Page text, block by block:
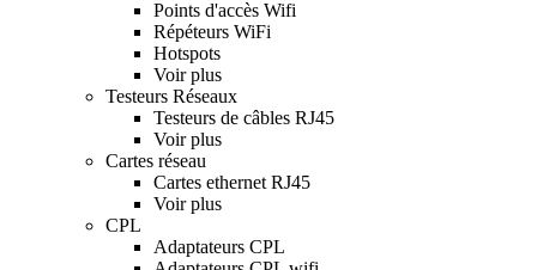
Points d'accès Wifi
Répéteurs WiFi
Hotspots
Voir plus
Testeurs Réseaux
Testeurs de câbles RJ45
Voir plus
Cartes réseau
Cartes ethernet RJ45
Voir plus
CPL
Adaptateurs CPL